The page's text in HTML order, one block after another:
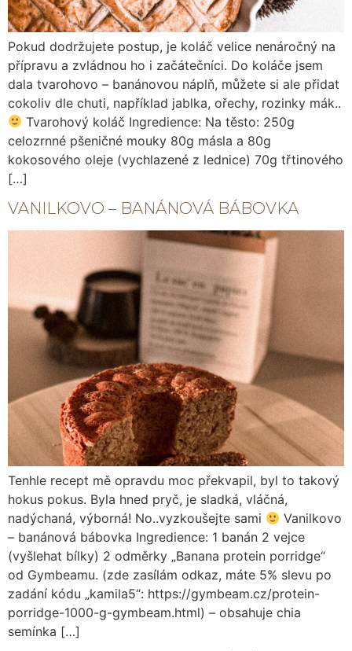
Pokud dodržujete postup, je koláč velice nenáročný na
přípravu a zvládnou ho i začátečníci. Do koláče jsem
dala tvarohovo – banánovou náplň, můžete si ale přidat
cokoliv dle chuti, například jablka, ořechy, rozinky mák..
Tvarohový koláč Ingredience: Na těsto: 250g
celozrnné pšeničné mouky 80g másla a 80g
kokosového oleje (vychlazené z lednice) 70g třtinového
[…]
VANILKOVO – BANÁNOVÁ BÁBOVKA
Tenhle recept mě opravdu moc překvapil, byl to takový
hokus pokus. Byla hned pryč, je sladká, vláčná,
nadýchaná, výborná! No..vyzkoušejte sami
Vanilkovo
– banánová bábovka Ingredience: 1 banán 2 vejce
(vyšlehat bílky) 2 odměrky „Banana protein porridge“
od Gymbeamu. (zde zasílám odkaz, máte 5% slevu po
zadání kódu „kamila5“: https://gymbeam.cz/protein-
porridge-1000-g-gymbeam.html) – obsahuje chia
semínka […]